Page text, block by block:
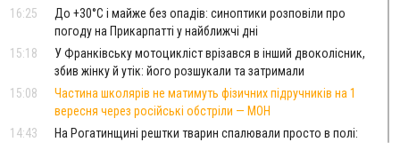
16:25
До +30°C і майже без опадів: синоптики розповіли про
погоду на Прикарпатті у найближчі дні
15:18
У Франківську мотоцикліст врізався в інший двоколісник,
збив жінку й утік: його розшукали та затримали
15:08
Частина школярів не матимуть фізичних підручників на 1
вересня через російські обстріли — МОН
14:43
На Рогатинщині рештки тварин спалювали просто в полі: